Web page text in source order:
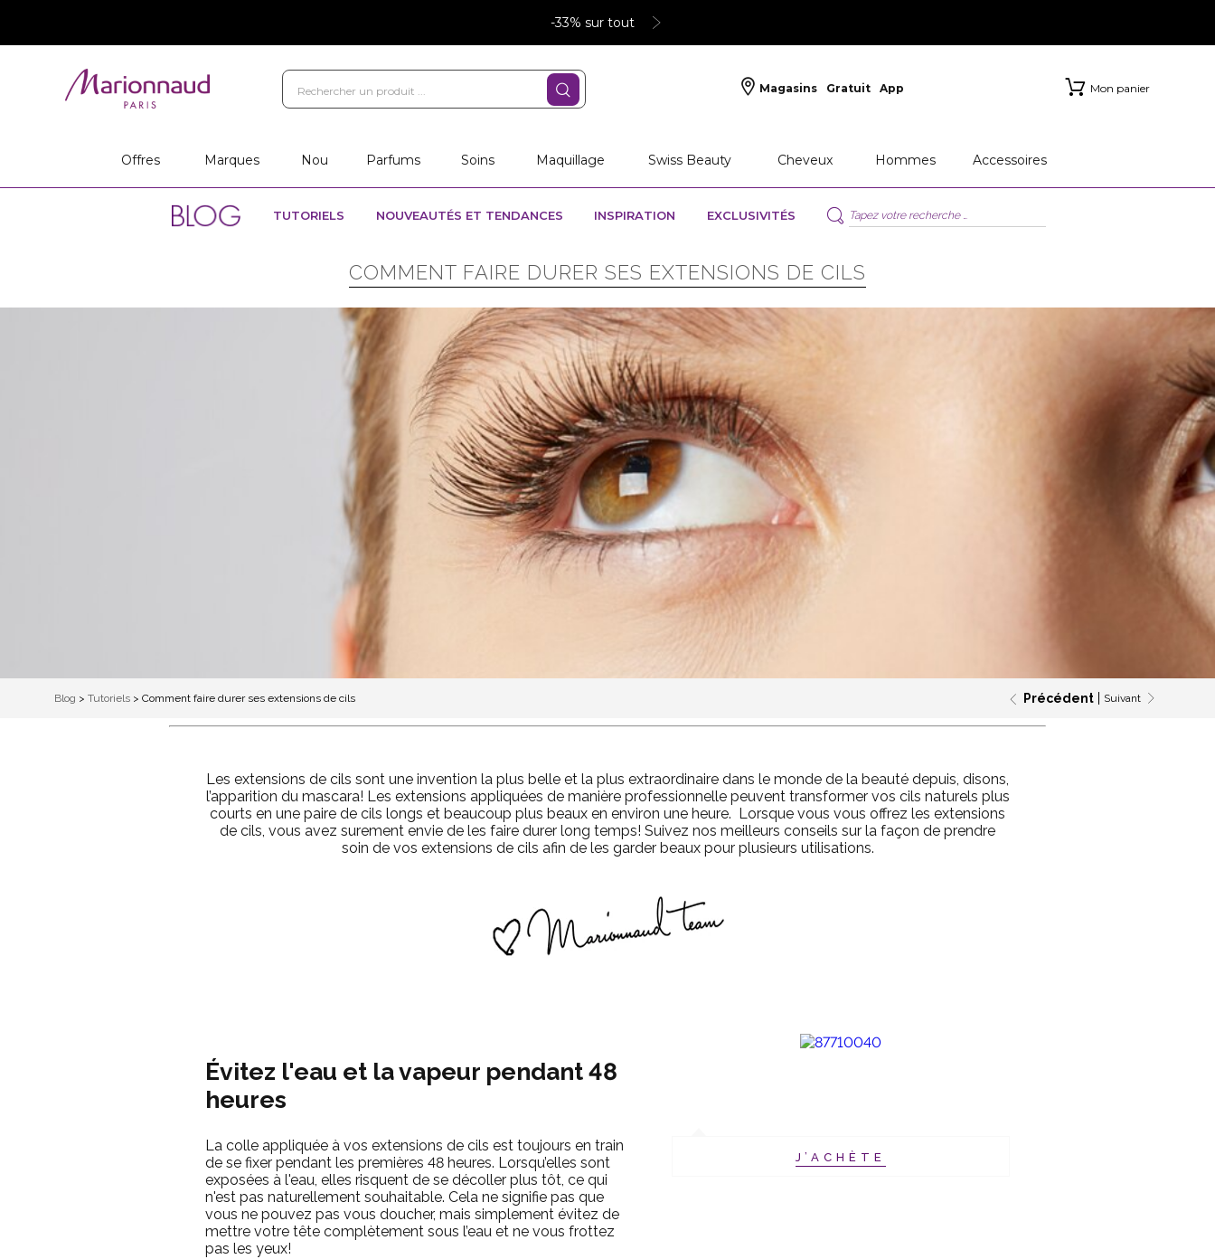
-33% sur tout
Magasins Gratuit App Mon panier
Offres Marques Nou Parfums Soins Maquillage Swiss Beauty Cheveux Hommes Accessoires
TUTORIELS NOUVEAUTÉS ET TENDANCES INSPIRATION EXCLUSIVITÉS
COMMENT FAIRE DURER SES EXTENSIONS DE CILS
Blog > Tutoriels > Comment faire durer ses extensions de cils Précédent Suivant
Les extensions de cils sont une invention la plus belle et la plus extraordinaire dans le monde de la beauté depuis, disons,
l’apparition du mascara! Les extensions appliquées de manière professionnelle peuvent transformer vos cils naturels plus
courts en une paire de cils longs et beaucoup plus beaux en environ une heure. Lorsque vous vous offrez les extensions
de cils, vous avez surement envie de les faire durer long temps! Suivez nos meilleurs conseils sur la façon de prendre
soin de vos extensions de cils afin de les garder beaux pour plusieurs utilisations.
Évitez l'eau et la vapeur pendant 48
heures
La colle appliquée à vos extensions de cils est toujours en train
de se fixer pendant les premières 48 heures. Lorsqu’elles sont
exposées à l'eau, elles risquent de se décoller plus tôt, ce qui
n'est pas naturellement souhaitable. Cela ne signifie pas que
vous ne pouvez pas vous doucher, mais simplement évitez de
mettre votre tête complètement sous l’eau et ne vous frottez
pas les yeux!
J’ACHÈTE